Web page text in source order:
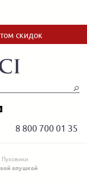
скидок
8 800 700 01 35
Пуховики
опушкой